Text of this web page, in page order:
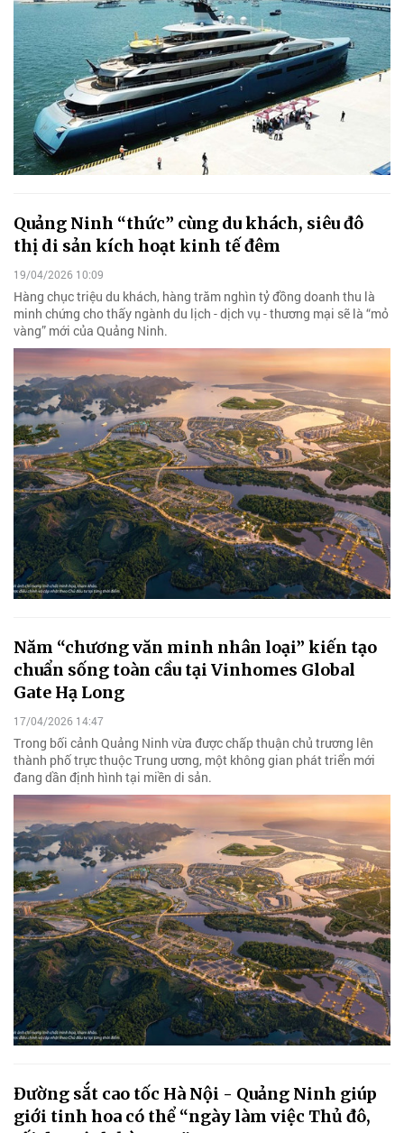
Quảng Ninh “thức” cùng du khách, siêu đô
thị di sản kích hoạt kinh tế đêm
19/04/2026 10:09
Hàng chục triệu du khách, hàng trăm nghìn tỷ đồng doanh thu là
minh chứng cho thấy ngành du lịch - dịch vụ - thương mại sẽ là “mỏ
vàng” mới của Quảng Ninh.
Năm “chương văn minh nhân loại” kiến tạo
chuẩn sống toàn cầu tại Vinhomes Global
Gate Hạ Long
17/04/2026 14:47
Trong bối cảnh Quảng Ninh vừa được chấp thuận chủ trương lên
thành phố trực thuộc Trung ương, một không gian phát triển mới
đang dần định hình tại miền di sản.
Đường sắt cao tốc Hà Nội - Quảng Ninh giúp
giới tinh hoa có thể “ngày làm việc Thủ đô,